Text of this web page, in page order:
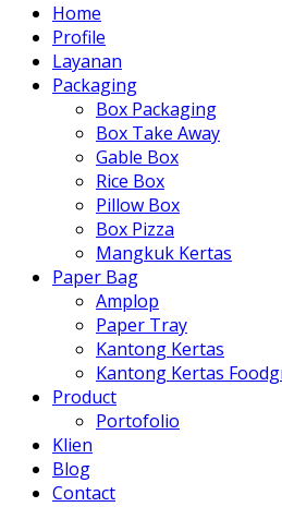
Home
Profile
Layanan
Packaging
Box Packaging
Box Take Away
Gable Box
Rice Box
Pillow Box
Box Pizza
Mangkuk Kertas
Paper Bag
Amplop
Paper Tray
Kantong Kertas
Kantong Kertas
Product
Portofolio
Klien
Blog
Contact